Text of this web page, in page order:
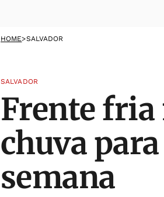
HOME>SALVADOR
SALVADOR
Frente fria
chuva
semana